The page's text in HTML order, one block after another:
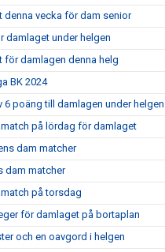
denna vecka för dam senior
damlaget under helgen
för damlagen denna helg
BK 2024
6 poäng till damlagen under helgen
på lördag för damlaget
dam matcher
dam matcher
på torsdag
för damlaget på bortaplan
och en oavgord i helgen